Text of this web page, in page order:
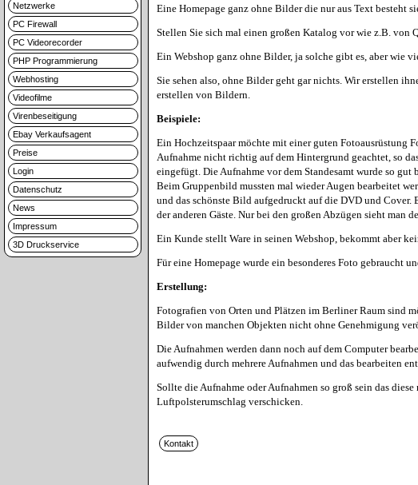
Netzwerke
PC Firewall
PC Videorecorder
PHP Programmierung
Webhosting
Videofilme
Virenbeseitigung
Ebay Verkaufsagent
Preise
Login
Datenschutz
News
Impressum
3D Druckservice
Eine Homepage ganz ohne Bilder die nur aus Text besteht
Stellen Sie sich mal einen großen Katalog vor wie z.B. von
Ein Webshop ganz ohne Bilder, ja solche gibt es, aber wie
Sie sehen also, ohne Bilder geht gar nichts. Wir erstellen
erstellen von Bildern.
Beispiele:
Ein Hochzeitspaar möchte mit einer guten Fotoausrüstung
Aufnahme nicht richtig auf dem Hintergrund geachtet, so
eingefügt. Die Aufnahme vor dem Standesamt wurde so
Beim Gruppenbild mussten mal wieder Augen bearbeitet
und das schönste Bild aufgedruckt auf die DVD und Cover.
der anderen Gäste. Nur bei den großen Abzügen sieht man
Ein Kunde stellt Ware in seinen Webshop, bekommt aber
Für eine Homepage wurde ein besonderes Foto gebraucht
Erstellung:
Fotografien von Orten und Plätzen im Berliner Raum sind
Bilder von manchen Objekten nicht ohne Genehmigung
Die Aufnahmen werden dann noch auf dem Computer
aufwendig durch mehrere Aufnahmen und das bearbeiten
Sollte die Aufnahme oder Aufnahmen so groß sein das
Luftpolsterumschlag verschicken.